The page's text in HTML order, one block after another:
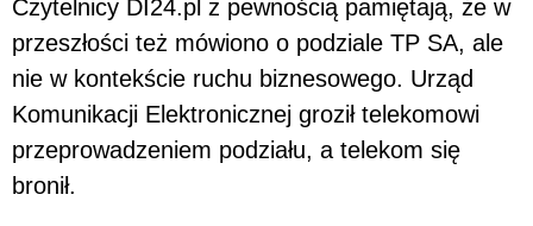
Czytelnicy DI24.pl z pewnością pamiętają, że w
przeszłości też mówiono o podziale TP SA, ale
nie w kontekście ruchu biznesowego. Urząd
Komunikacji Elektronicznej groził telekomowi
przeprowadzeniem podziału, a telekom się
bronił.